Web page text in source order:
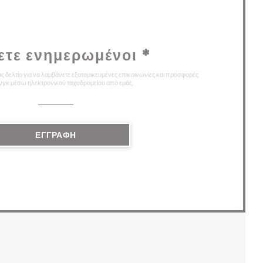
ενημερωμένοι *
δελτίο για να λαμβάνετε εξατομικευμένες επικοινωνίες και προσφορές
μέσω ηλεκτρονικού ταχυδρομείου από εμάς.
ΕΓΓΡΑΦΉ
ΠΑΡΆΘΥΡΟ))